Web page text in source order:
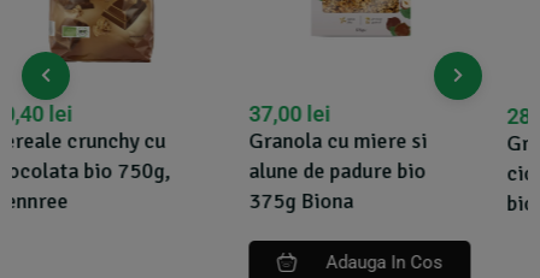
Granola cu miere si
alune de padure bio
375g Biona
37,00
Granola cu migdale si
ciocolata fara gluten
bio 300g Bettr
28,88